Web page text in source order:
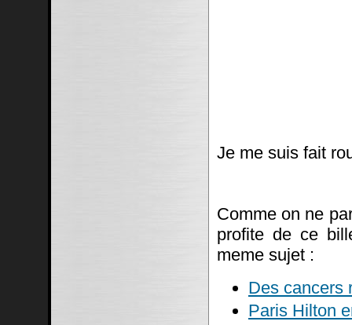
Je me suis fait
Comme on ne
profite de ce
meme sujet :
Des
Paris Hilton